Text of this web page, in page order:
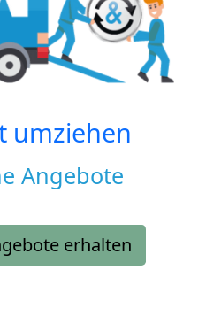
umziehen
Angebote
erhalten